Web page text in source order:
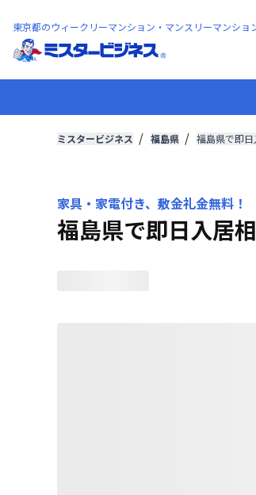
東京都のウィークリーマンション・マンスリーマンショ
ミスタービジネス 福島県 福島県で即
家具・家電付き、敷金礼金無料！
福島県で即日入居